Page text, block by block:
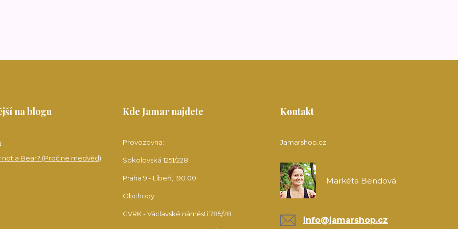
na blogu
not a Bear? (Proč ne medvěd)
Kde Jamar najdete
Provozovna:
Sokolovská 1251/228
Praha 9 - Libeň, 190 00
Obchody:
CVRK - Václavské náměstí 785/28
Kontakt
Jamarshop.cz
Markéta Bendová
info@jamarshop.cz